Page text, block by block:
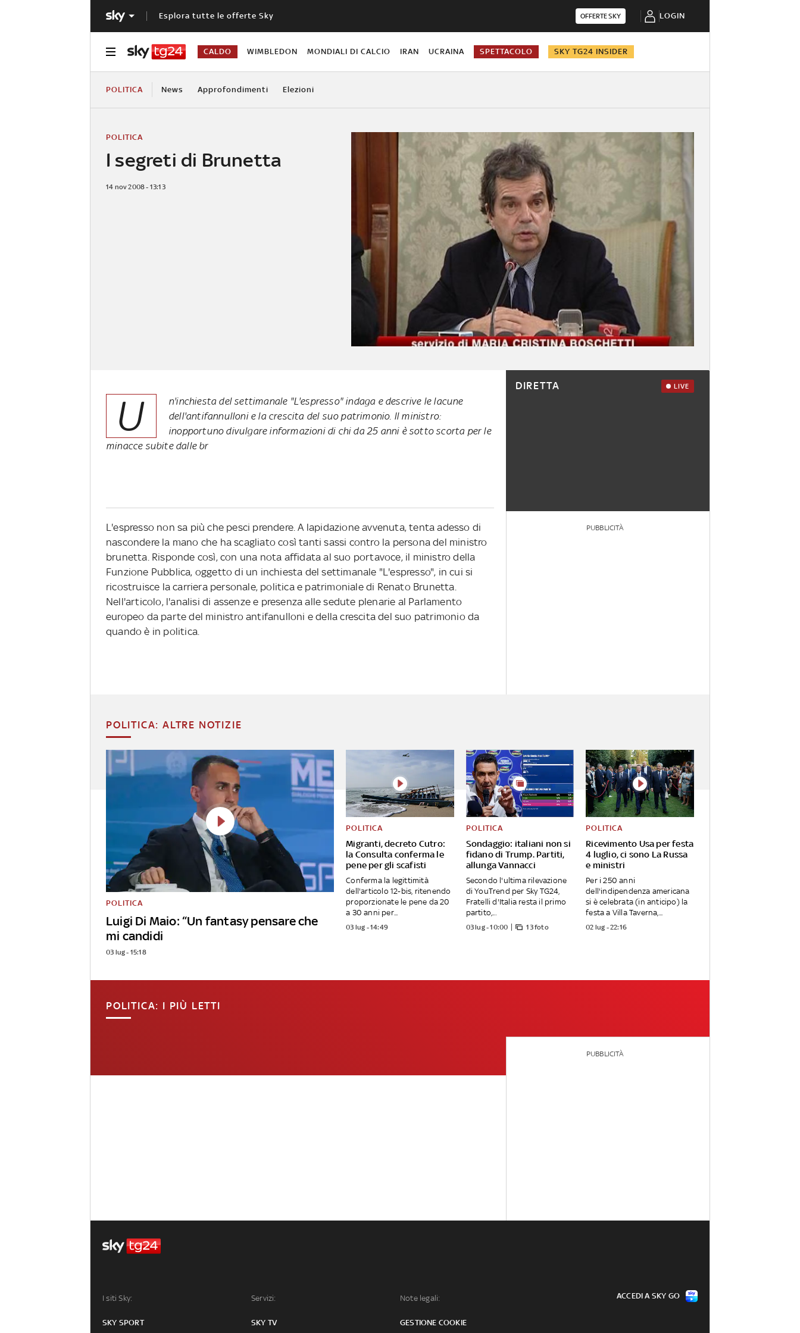
Esplora tutte le offerte Sky OFFERTE SKY LOGIN
CALDO WIMBLEDON MONDIALI DI CALCIO IRAN UCRAINA SPETTACOLO SKY TG24 INSIDER
POLITICA News Approfondimenti Elezioni
I segreti di Brunetta
POLITICA
14 nov 2008 - 13:13
U
n'inchiesta del settimanale "L'espresso" indaga e descrive le lacune
dell'antifannulloni e la crescita del suo patrimonio. Il ministro:
inopportuno divulgare informazioni di chi da 25 anni è sotto scorta per le
minacce subite dalle br
L'espresso non sa più che pesci prendere. A lapidazione avvenuta, tenta adesso di
nascondere la mano che ha scagliato così tanti sassi contro la persona del ministro
brunetta. Risponde così, con una nota affidata al suo portavoce, il ministro della
Funzione Pubblica, oggetto di un inchiesta del settimanale "L'espresso", in cui si
ricostruisce la carriera personale, politica e patrimoniale di Renato Brunetta.
Nell'articolo, l'analisi di assenze e presenza alle sedute plenarie al Parlamento
europeo da parte del ministro antifanulloni e della crescita del suo patrimonio da
quando è in politica.
DIRETTA LIVE
PUBBLICITÀ
POLITICA: ALTRE NOTIZIE
Luigi Di Maio: “Un fantasy pensare che
mi candidi
POLITICA
03 lug - 15:18
Migranti, decreto Cutro:
la Consulta conferma le
pene per gli scafisti
POLITICA
Conferma la legittimità
dell'articolo 12-bis, ritenendo
proporzionate le pene da 20
a 30 anni per...
03 lug - 14:49
Sondaggio: italiani non si
fidano di Trump. Partiti,
allunga Vannacci
POLITICA
Secondo l'ultima rilevazione
di YouTrend per Sky TG24,
Fratelli d'Italia resta il primo
partito,...
03 lug - 10:00 13 foto
Ricevimento Usa per festa
4 luglio, ci sono La Russa
e ministri
POLITICA
Per i 250 anni
dell'indipendenza americana
si è celebrata (in anticipo) la
festa a Villa Taverna,...
02 lug - 22:16
POLITICA: I PIÙ LETTI
PUBBLICITÀ
I siti Sky:
SKY SPORT
Servizi:
SKY TV
Note legali:
GESTIONE COOKIE
ACCEDI A SKY GO